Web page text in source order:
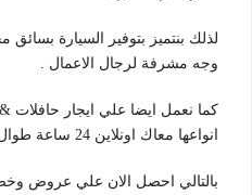
لذلك بنتميز بتوفير السيارة
وجه مشرفة لرجال الاعمال .
انواعها معاك اونلاين 24 ساعة طوال ايام الاسبوع .
بالتالي احصل الان علي عروض